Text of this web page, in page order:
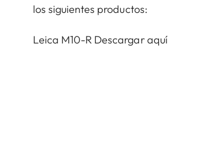
los siguientes productos:
Leica M10-R Descargar aquí